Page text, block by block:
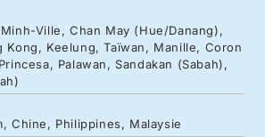
arômes épicés et leurs
culturelles mettre vos sens
fêterons Noël et le Nouvel
Silver Muse et
près d’un mois à travers
Ville, Chan May (Hue/Danang),
Kong, Keelung, Taïwan, Manille, Coron
Palawan, Sandakan (Sabah),
Chine, Philippines, Malaysie